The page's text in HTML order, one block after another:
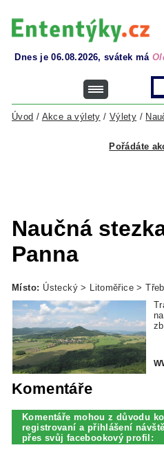
Dnes je 06.08.2026, svátek má
Úvod / Akce a výlety / Výlety /
Pořádáte
Naučná
Panna
Místo: Ústecký > Litoměřice >
Komentáře
Komentáře mohou z důvodu
registrovaní a přihlášení
přes svůj facebookový profil: